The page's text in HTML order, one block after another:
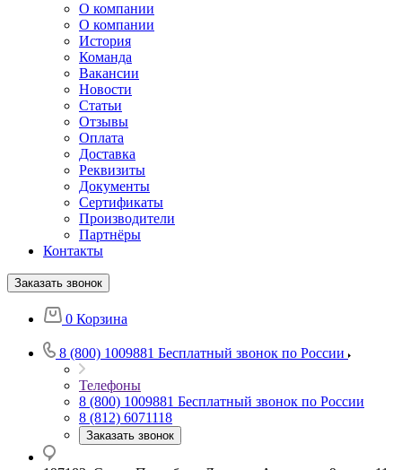
О компании
О компании
История
Команда
Вакансии
Новости
Статьи
Отзывы
Оплата
Доставка
Реквизиты
Документы
Сертификаты
Производители
Партнёры
Контакты
Заказать звонок
0 Корзина
8 (800) 1009881 Бесплатный звонок по России
Телефоны
8 (800) 1009881 Бесплатный звонок по России
8 (812) 6071118
Заказать звонок